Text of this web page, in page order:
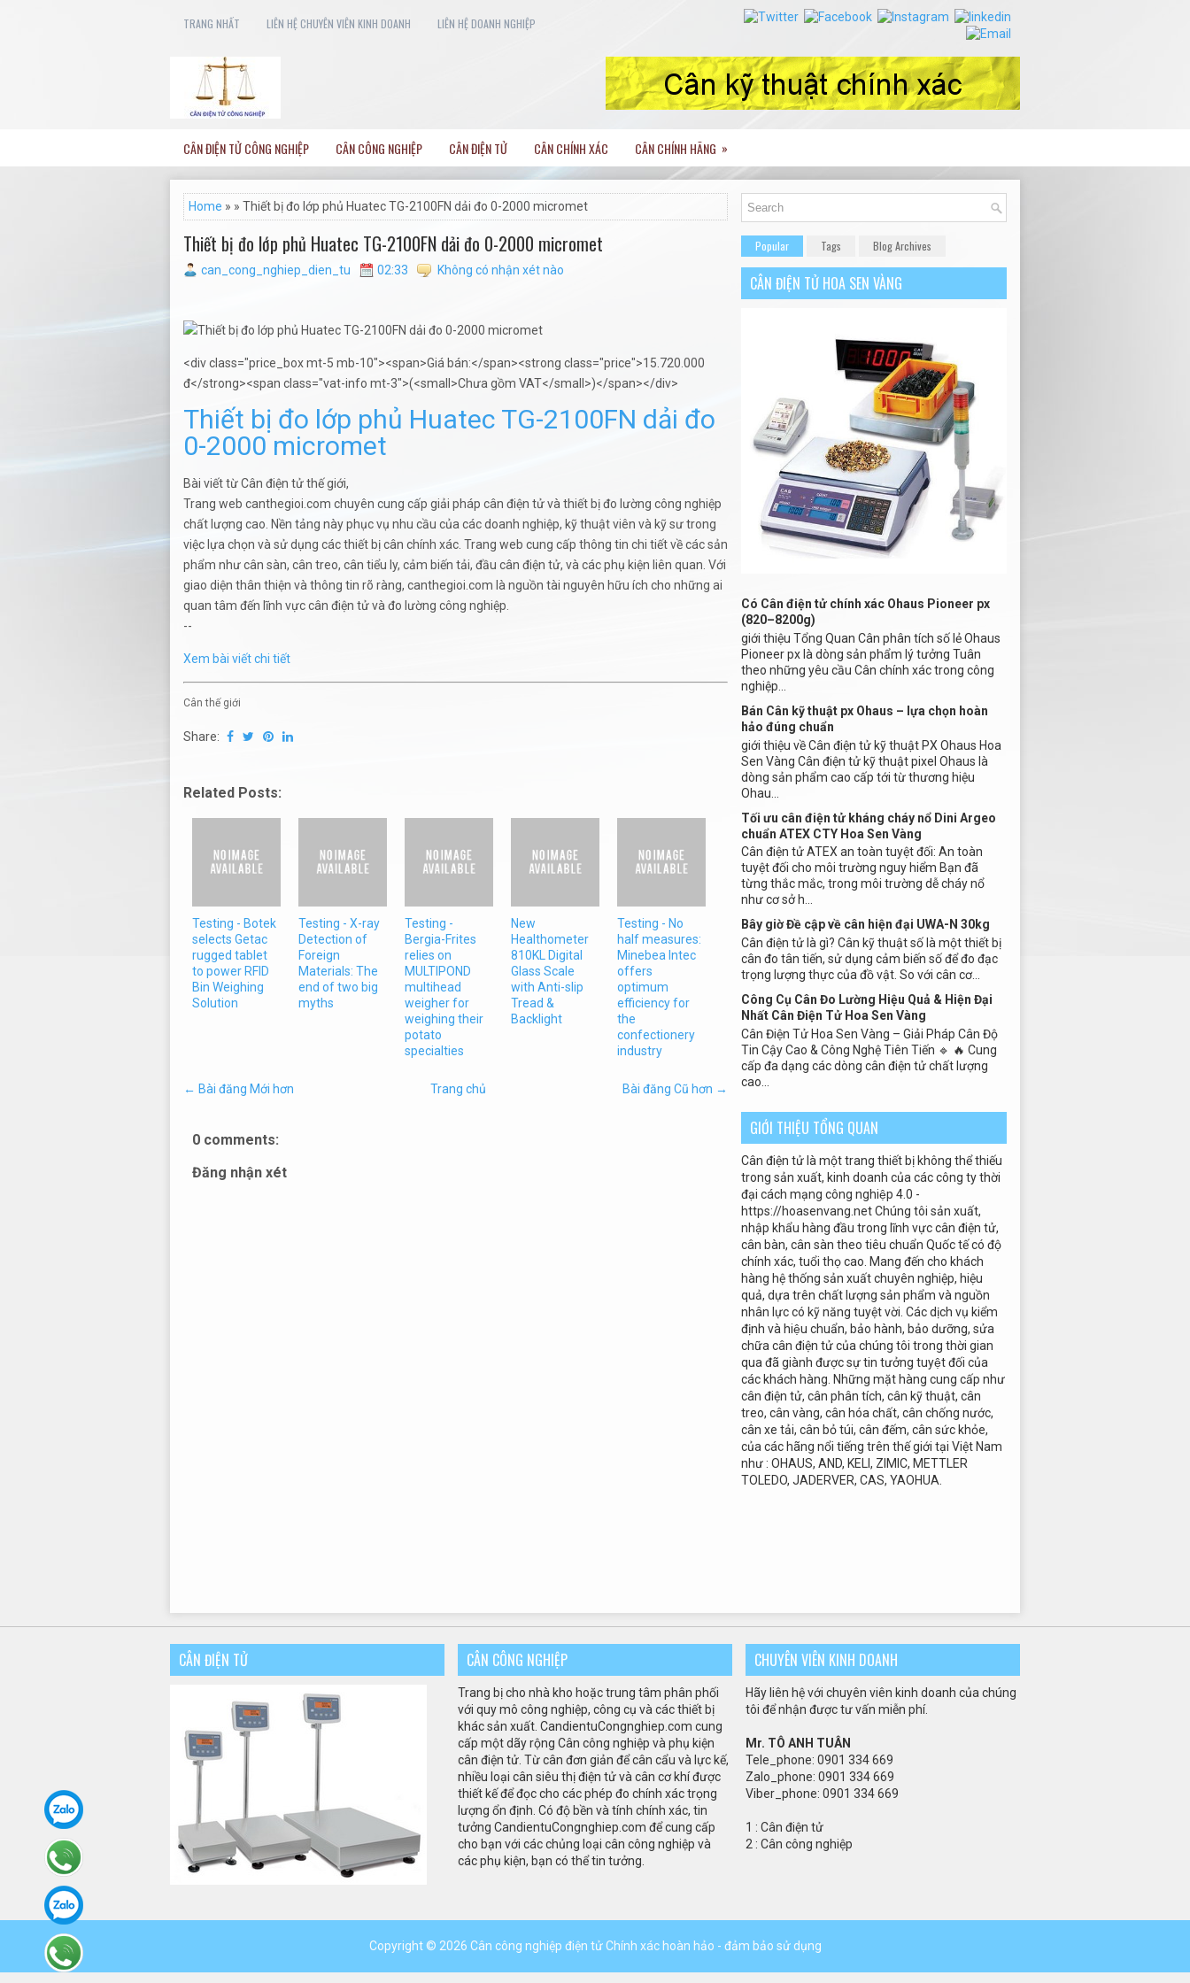
TRANG NHẤT LIÊN HỆ CHUYÊN VIÊN KINH DOANH LIÊN HỆ DOANH NGHIỆP
CÂN ĐIỆN TỬ CÔNG NGHIỆP CÂN CÔNG NGHIỆP CÂN ĐIỆN TỬ CÂN CHÍNH XÁC CÂN CHÍNH HÃNG »
Home » » Thiết bị đo lớp phủ Huatec TG-2100FN dải đo 0-2000 micromet
Thiết bị đo lớp phủ Huatec TG-2100FN dải đo 0-2000 micromet
can_cong_nghiep_dien_tu 02:33 Không có nhận xét nào
<div class="price_box mt-5 mb-10"><span>Giá bán:</span><strong class="price">15.720.000
đ</strong><span class="vat-info mt-3">(<small>Chưa gồm VAT</small>)</span></div>
Thiết bị đo lớp phủ Huatec TG-2100FN dải đo
0-2000 micromet
Bài viết từ Cân điện tử thế giới,
Trang web canthegioi.com chuyên cung cấp giải pháp cân điện tử và thiết bị đo lường công nghiệp
chất lượng cao. Nền tảng này phục vụ nhu cầu của các doanh nghiệp, kỹ thuật viên và kỹ sư trong
việc lựa chọn và sử dụng các thiết bị cân chính xác. Trang web cung cấp thông tin chi tiết về các sản
phẩm như cân sàn, cân treo, cân tiểu ly, cảm biến tải, đầu cân điện tử, và các phụ kiện liên quan. Với
giao diện thân thiện và thông tin rõ ràng, canthegioi.com là nguồn tài nguyên hữu ích cho những ai
quan tâm đến lĩnh vực cân điện tử và đo lường công nghiệp.
--
Xem bài viết chi tiết
Cân thế giới
Share:
Related Posts:
Testing - Botek
selects Getac
rugged tablet
to power RFID
Bin Weighing
Solution
Testing - X-ray
Detection of
Foreign
Materials: The
end of two big
myths
Testing -
Bergia-Frites
relies on
MULTIPOND
multihead
weigher for
weighing their
potato
specialties
New
Healthometer
810KL Digital
Glass Scale
with Anti-slip
Tread &
Backlight
Testing - No
half measures:
Minebea Intec
offers
optimum
efficiency for
the
confectionery
industry
← Bài đăng Mới hơn Bài đăng Cũ hơn →
Trang chủ
0 comments:
Đăng nhận xét
Popular Tags Blog Archives
CÂN ĐIỆN TỬ HOA SEN VÀNG
Có Cân điện tử chính xác Ohaus Pioneer px
(820–8200g)
giới thiệu Tổng Quan Cân phân tích số lẻ Ohaus
Pioneer px là dòng sản phẩm lý tưởng Tuân
theo những yêu cầu Cân chính xác trong công
nghiệp...
Bán Cân kỹ thuật px Ohaus – lựa chọn hoàn
hảo đúng chuẩn
giới thiệu về Cân điện tử kỹ thuật PX Ohaus Hoa
Sen Vàng Cân điện tử kỹ thuật pixel Ohaus là
dòng sản phẩm cao cấp tới từ thương hiệu
Ohau...
Tối ưu cân điện tử kháng cháy nổ Dini Argeo
chuẩn ATEX CTY Hoa Sen Vàng
Cân điện tử ATEX an toàn tuyệt đối: An toàn
tuyệt đối cho môi trường nguy hiểm Bạn đã
từng thắc mắc, trong môi trường dễ cháy nổ
như cơ sở h...
Bây giờ Đề cập về cân hiện đại UWA-N 30kg
Cân điện tử là gì? Cân kỹ thuật số là một thiết bị
cân đo tân tiến, sử dụng cảm biến số để đo đạc
trọng lượng thực của đồ vật. So với cân cơ...
Công Cụ Cân Đo Lường Hiệu Quả & Hiện Đại
Nhất Cân Điện Tử Hoa Sen Vàng
Cân Điện Tử Hoa Sen Vàng – Giải Pháp Cân Độ
Tin Cậy Cao & Công Nghệ Tiên Tiến 🔹 🔥 Cung
cấp đa dạng các dòng cân điện tử chất lượng
cao...
GIỚI THIỆU TỔNG QUAN
Cân điện tử là một trang thiết bị không thể thiếu
trong sản xuất, kinh doanh của các công ty thời
đại cách mạng công nghiệp 4.0 -
https://hoasenvang.net Chúng tôi sản xuất,
nhập khẩu hàng đầu trong lĩnh vực cân điện tử,
cân bàn, cân sàn theo tiêu chuẩn Quốc tế có độ
chính xác, tuổi thọ cao. Mang đến cho khách
hàng hệ thống sản xuất chuyên nghiệp, hiệu
quả, dựa trên chất lượng sản phẩm và nguồn
nhân lực có kỹ năng tuyệt vời. Các dịch vụ kiểm
định và hiệu chuẩn, bảo hành, bảo dưỡng, sửa
chữa cân điện tử của chúng tôi trong thời gian
qua đã giành được sự tin tưởng tuyệt đối của
các khách hàng. Những mặt hàng cung cấp như
cân điện tử, cân phân tích, cân kỹ thuật, cân
treo, cân vàng, cân hóa chất, cân chống nước,
cân xe tải, cân bỏ túi, cân đếm, cân sức khỏe,
của các hãng nổi tiếng trên thế giới tại Việt Nam
như : OHAUS, AND, KELI, ZIMIC, METTLER
TOLEDO, JADERVER, CAS, YAOHUA.
CÂN ĐIỆN TỬ CÂN CÔNG NGHIỆP
Trang bị cho nhà kho hoặc trung tâm phân phối
với quy mô công nghiệp, công cụ và các thiết bị
khácsản xuất CandientuCongnghiep.com cung
cấp một dãy rộng Cân công nghiệp và phụ kiện
cân điện tử. Từcân đơn giản đểcân cẩu và lực kế,
nhiều loại cân siêu thị điện tử và cân cơ khíđược
thiết kếđểđọccho các phép đo chính xáctrọng
lượng ổn định Có độ bền và tính chính xác, tin
tưởng CandientuCongnghiep.com đểcung cấp
cho bạn với cácchủng loại cân công nghiệp và
các phụ kiện, bạn có thểtin tưởng.
CHUYÊN VIÊN KINH DOANH
Hãy liên hệ với chuyên viên kinh doanh của chúng
tôi để nhận được tư vấn miễn phí.
Mr. TÔ ANH TUÂN
Tele_phone: 0901 334 669
Zalo_phone: 0901 334 669
Viber_phone: 0901 334 669
1 : Cân điện tử
2 : Cân công nghiệp
Copyright © 2026 Cân công nghiệp điện tửChính xác hoàn hảo - đảm bảo sử dụng